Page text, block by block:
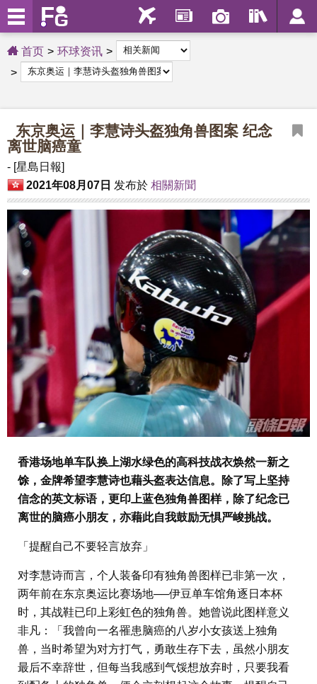
首页 环球资讯
东京奥运｜李慧诗头盔独角兽图案 纪念
离世脑癌童
- [星島日報]
2021年08月07日 发布於 相關新聞
香港场地单车队换上湖水绿色的高科技战衣焕然一新之
馀，金牌希望李慧诗也藉头盔表达信息。除了写上坚持
信念的英文标语，更印上蓝色独角兽图样，除了纪念已
离世的脑癌小朋友，亦藉此自我鼓励无惧严峻挑战。
「提醒自己不要轻言放弃」
对李慧诗而言，个人装备印有独角兽图样已非第一次，
两年前在东京奥运比赛场地──伊豆单车馆角逐日本杯
时，其战鞋已印上彩虹色的独角兽。她曾说此图样意义
非凡：「我曾向一名罹患脑癌的八岁小女孩送上独角
兽，当时希望为对方打气，勇敢生存下去，虽然小朋友
最后不幸辞世，但每当我感到气馁想放弃时，只要我看